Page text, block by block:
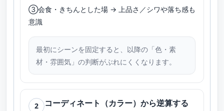
③会食・きちんとした場 → 上品さ／シワや落ち感も
意識
最初にシーンを固定すると、以降の「色・素
材・雰囲気」の判断がぶれにくくなります。
2 コーディネート（カラー）から逆算する